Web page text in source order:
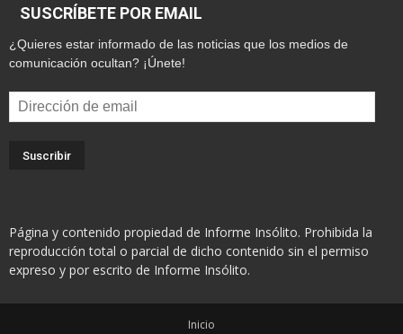
SUSCRÍBETE POR EMAIL
¿Quieres estar informado de las noticias que los medios de
comunicación ocultan? ¡Únete!
Dirección
de
Página y contenido propiedad de Informe Insólito. Prohibida la
reproducción total o parcial de dicho contenido sin el permiso
expreso y por escrito de Informe Insólito.
Inicio